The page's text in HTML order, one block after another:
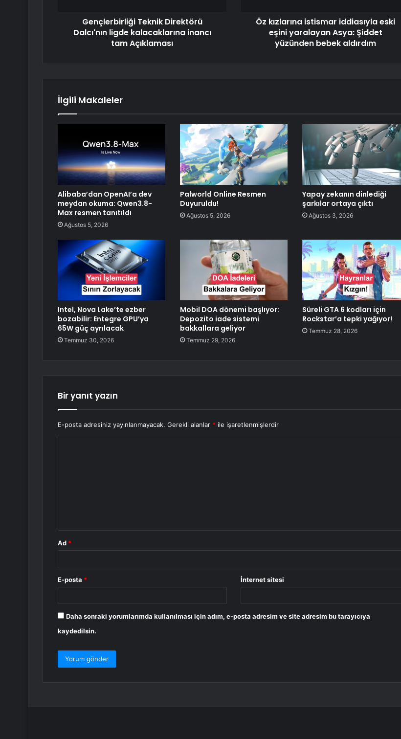
Gençlerbirliği Teknik Direktörü
Dalcı'nın ligde kalacaklarına inancı
tam Açıklaması
Öz kızlarına istismar iddiasıyla eski
eşini yaralayan Asya: Şiddet
yüzünden bebek aldırdım
İlgili Makaleler
Alibaba’dan OpenAI’a dev
meydan okuma: Qwen3.8-
Max resmen tanıtıldı
Ağustos 5, 2026
Palworld Online Resmen
Duyuruldu!
Ağustos 5, 2026
Yapay zekanın dinlediği
şarkılar ortaya çıktı
Ağustos 3, 2026
Intel, Nova Lake’te ezber
bozabilir: Entegre GPU’ya
65W güç ayrılacak
Temmuz 30, 2026
Mobil DOA dönemi başlıyor:
Depozito iade sistemi
bakkallara geliyor
Temmuz 29, 2026
Süreli GTA 6 kodları için
Rockstar’a tepki yağıyor!
Temmuz 28, 2026
Bir yanıt yazın
E-posta adresiniz yayınlanmayacak. Gerekli alanlar * ile işaretlenmişlerdir
Ad *
E-posta * İnternet sitesi
Daha sonraki yorumlarımda kullanılması için adım, e-posta adresim ve site adresim bu tarayıcıya
kaydedilsin.